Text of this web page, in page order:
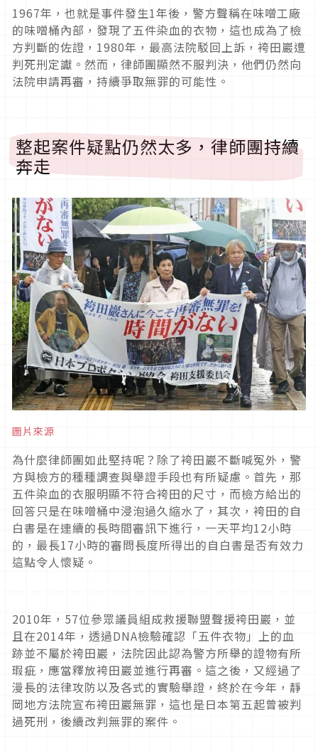
1967年，也就是事件發生1年後，警方聲稱在味噌工廠
的味噌桶內部，發現了五件染血的衣物，這也成為了檢
方判斷的佐證， 1980年，最高法院駁回上訴，袴田巖遭
判死刑定讞。然而，律師團顯然不服判決，他們仍然向
法院申請再審，持續爭取無罪的可能性。
整起案件疑點仍然太多，律師團持續
奔走
圖片來源
為什麼律師團如此堅持呢？除了袴田巖不斷喊冤外，警
方與檢方的種種調查與舉證手段也有所疑慮。首先，那
五件染血的衣服明顯不符合袴田的尺寸，而檢方給出的
回答只是在味噌桶中浸泡過久縮水了，其次，袴田的自
白書是在連續的長時間審訊下進行，一天平均12小時
的，最長17小時的審問長度所得出的自白書是否有效力
這點令人懷疑。
2010年， 57位參眾議員組成救援聯盟聲援袴田巖，並
且在2014年，透過DNA檢驗確認「五件衣物」上的血
跡並不屬於袴田巖，法院因此認為警方所舉的證物有所
瑕疵，應當釋放袴田巖並進行再審。這之後，又經過了
漫長的法律攻防以及各式的實驗舉證，終於在今年，靜
岡地方法院宣布袴田巖無罪，這也是日本第五起曾被判
過死刑，後續改判無罪的案件。